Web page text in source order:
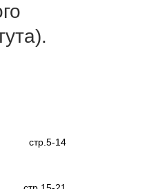
стр.5-14